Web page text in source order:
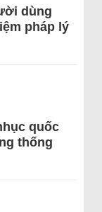
dùng
pháp lý
quốc
thống